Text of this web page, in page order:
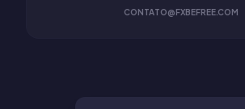
CONTATO@FXBEFREE.COM